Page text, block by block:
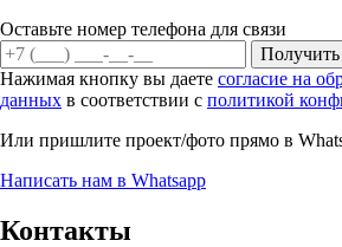
Оставьте номер телефона для связи
Нажимая кнопку вы даете согласие на
данных в соответствии с политикой
Или пришлите проект/фото прямо в
Написать нам в Whatsapp
Контакты